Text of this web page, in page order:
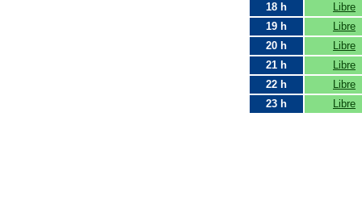
18 h
Libre
19 h
Libre
20 h
Libre
21 h
Libre
22 h
Libre
23 h
Libre